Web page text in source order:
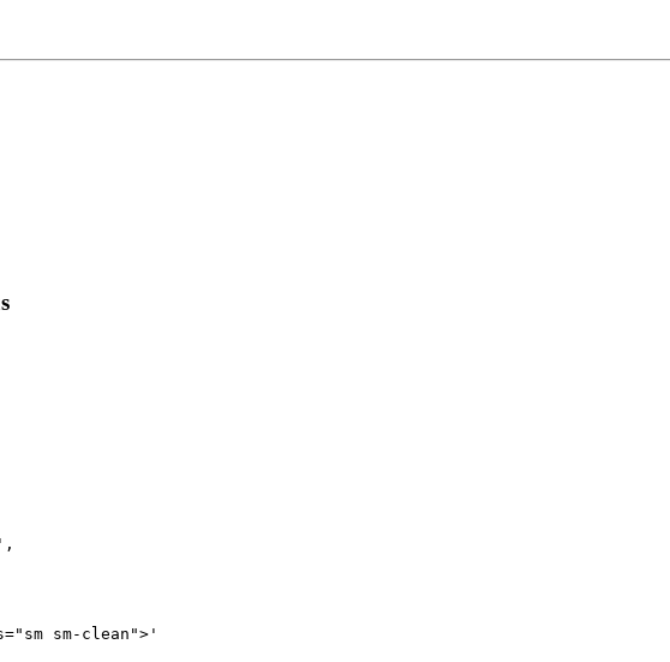
sm-clean">'